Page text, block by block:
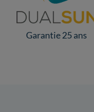
Garantie 25 ans